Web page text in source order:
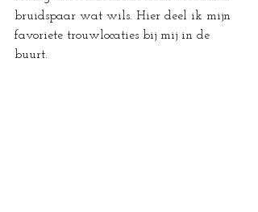
bruidspaar wat wils. Hier deel ik mijn
favoriete trouwlocaties bij mij in de
buurt.